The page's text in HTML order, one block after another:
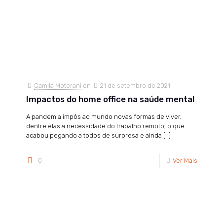
Camila Moterani on 21 de setembro de 2021
Impactos do home office na saúde mental
A pandemia impôs ao mundo novas formas de viver,
dentre elas a necessidade do trabalho remoto, o que
acabou pegando a todos de surpresa e ainda […]
0 Ver Mais